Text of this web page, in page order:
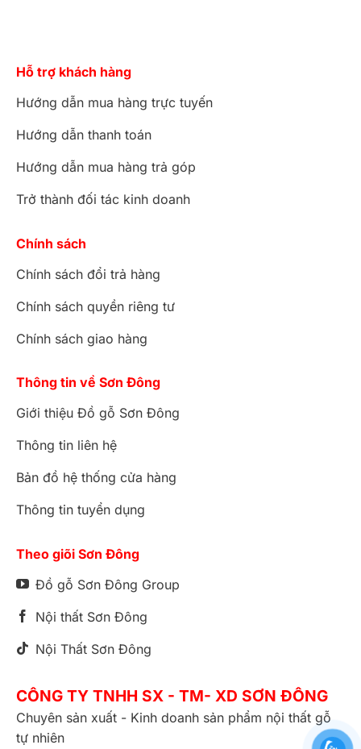
Hỗ trợ khách hàng
Hướng dẫn mua hàng trực tuyến
Hướng dẫn thanh toán
Hướng dẫn mua hàng trả góp
Trở thành đối tác kinh doanh
Chính sách
Chính sách đổi trả hàng
Chính sách quyền riêng tư
Chính sách giao hàng
Thông tin về Sơn Đông
Giới thiệu Đồ gỗ Sơn Đông
Thông tin liên hệ
Bản đồ hệ thống cửa hàng
Thông tin tuyển dụng
Theo giõi Sơn Đông
Đồ gỗ Sơn Đông Group
Nội thất Sơn Đông
Nội Thất Sơn Đông
CÔNG TY TNHH SX - TM- XD SƠN ĐÔNG
Chuyên sản xuất - Kinh doanh sản phẩm nội thất gỗ
tự nhiên